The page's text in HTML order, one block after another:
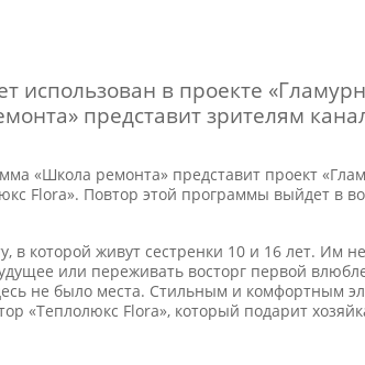
использован в проекте
представит зрителям
«Школа ремонта» представит проект
Flora». Повтор этой программы выйдет в
в которой живут сестренки 10 и 16 лет. Им
или переживать восторг первой
не было места. Стильным и комфортным
«Теплолюкс Flora», который подарит